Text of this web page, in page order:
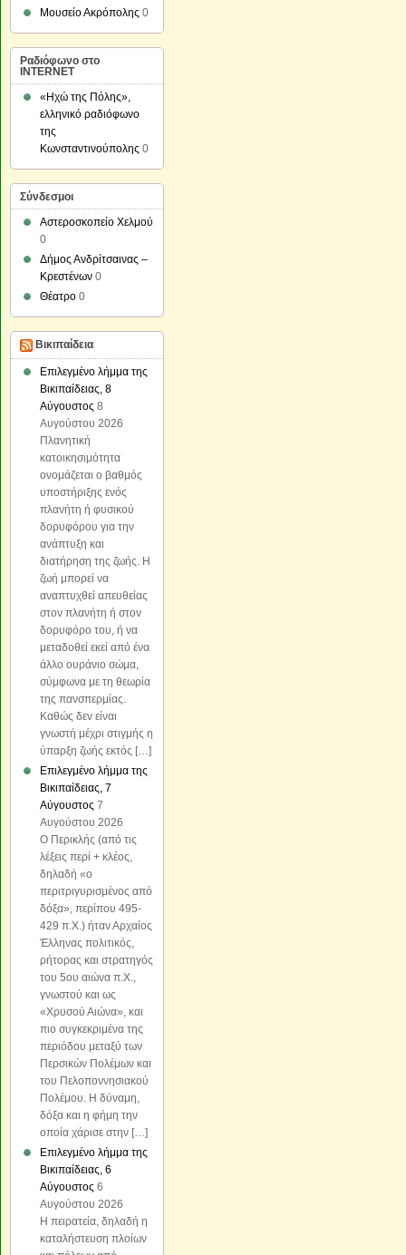
Μουσείο Ακρόπολης 0
Ραδιόφωνο στο
INTERNET
«Ηχώ της Πόλης»,
ελληνικό ραδιόφωνο
της
Κωνσταντινούπολης 0
Σύνδεσμοι
Αστεροσκοπείο Χελμού
0
Δήμος Ανδρίτσαινας –
Κρεστένων 0
Θέατρο 0
Βικιπαίδεια
Επιλεγμένο λήμμα της
Βικιπαίδειας, 8
Αύγουστος 8
Αυγούστου 2026
Πλανητική
κατοικησιμότητα
ονομάζεται ο βαθμός
υποστήριξης ενός
πλανήτη ή φυσικού
δορυφόρου για την
ανάπτυξη και
διατήρηση της ζωής. Η
ζωή μπορεί να
αναπτυχθεί απευθείας
στον πλανήτη ή στον
δορυφόρο του, ή να
μεταδοθεί εκεί από ένα
άλλο ουράνιο σώμα,
σύμφωνα με τη θεωρία
της πανσπερμίας.
Καθώς δεν είναι
γνωστή μέχρι στιγμής η
ύπαρξη ζωής εκτός […]
Επιλεγμένο λήμμα της
Βικιπαίδειας, 7
Αύγουστος 7
Αυγούστου 2026
Ο Περικλής (από τις
λέξεις περί + κλέος,
δηλαδή «o
περιτριγυρισμένος από
δόξα», περίπου 495-
429 π.Χ.) ήταν Αρχαίος
Έλληνας πολιτικός,
ρήτορας και στρατηγός
του 5ου αιώνα π.Χ.,
γνωστού και ως
«Χρυσού Αιώνα», και
πιο συγκεκριμένα της
περιόδου μεταξύ των
Περσικών Πολέμων και
του Πελοποννησιακού
Πολέμου. Η δύναμη,
δόξα και η φήμη την
οποία χάρισε στην […]
Επιλεγμένο λήμμα της
Βικιπαίδειας, 6
Αύγουστος 6
Αυγούστου 2026
Η πειρατεία, δηλαδή η
καταλήστευση πλοίων